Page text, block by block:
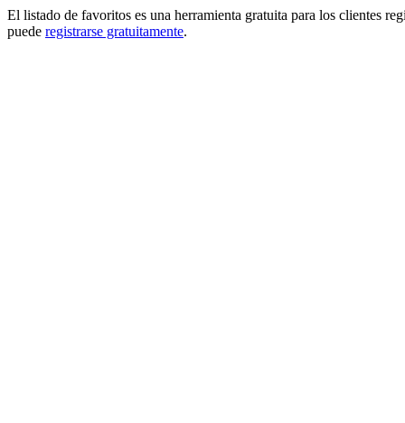
El listado de favoritos es una herramienta gratuita para los clientes
puede registrarse gratuitamente.